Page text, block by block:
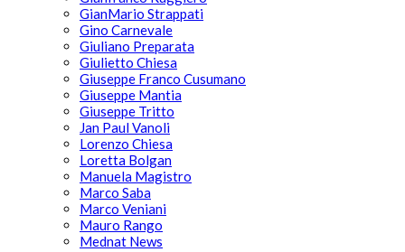
GianMario Strappati
Gino Carnevale
Giuliano Preparata
Giulietto Chiesa
Giuseppe Franco Cusumano
Giuseppe Mantia
Giuseppe Tritto
Jan Paul Vanoli
Lorenzo Chiesa
Loretta Bolgan
Manuela Magistro
Marco Saba
Marco Veniani
Mauro Rango
Mednat News